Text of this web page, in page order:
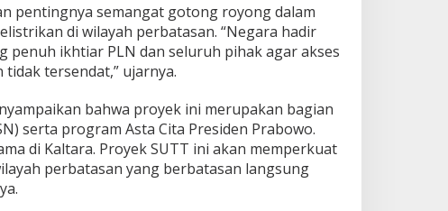
pentingnya semangat gotong royong dalam
di wilayah perbatasan. “Negara hadir
penuh ikhtiar PLN dan seluruh pihak agar akses
tersendat,” ujarnya.
bahwa proyek ini merupakan bagian
serta program Asta Cita Presiden Prabowo.
di Kaltara. Proyek SUTT ini akan memperkuat
perbatasan yang berbatasan langsung